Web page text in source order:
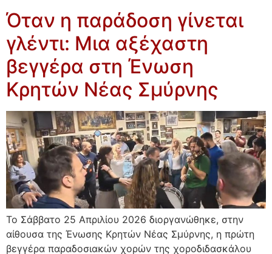
Όταν η παράδοση γίνεται
γλέντι: Μια αξέχαστη
βεγγέρα στη Ένωση
Κρητών Νέας Σμύρνης
Το Σάββατο 25 Απριλίου 2026 διοργανώθηκε, στην
αίθουσα της Ένωσης Κρητών Νέας Σμύρνης, η πρώτη
βεγγέρα παραδοσιακών χορών της χοροδιδασκάλου